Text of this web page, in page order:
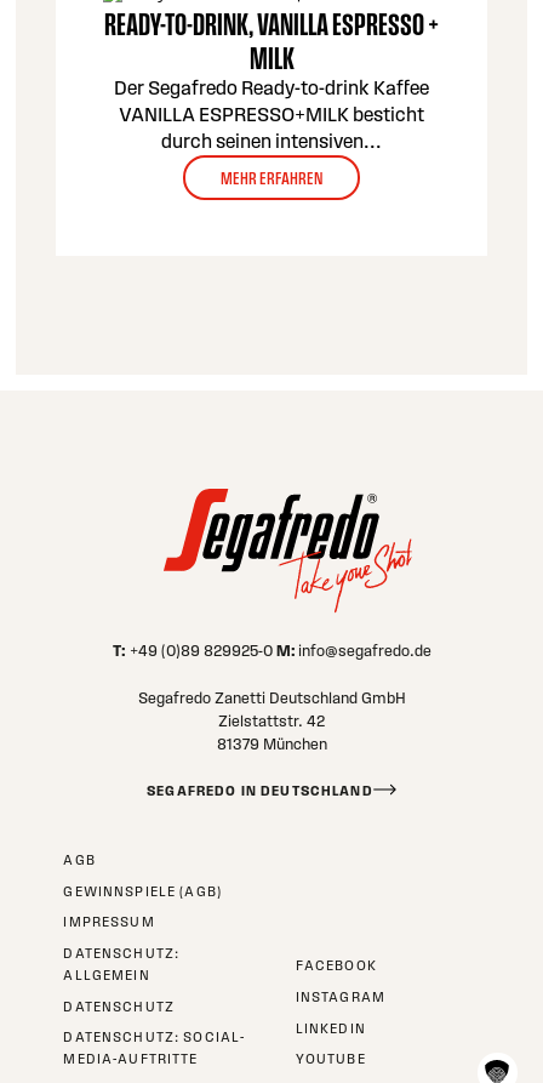
READY-TO-DRINK, VANILLA ESPRESSO +
MILK
Der Segafredo Ready-to-drink Kaffee
VANILLA ESPRESSO+MILK besticht
durch seinen intensiven...
MEHR ERFAHREN
T: +49 (0)89 829925-0 M: info@segafredo.de
Segafredo Zanetti Deutschland GmbH
Zielstattstr. 42
81379 München
SEGAFREDO IN DEUTSCHLAND
AGB
GEWINNSPIELE (AGB)
IMPRESSUM
DATENSCHUTZ:
ALLGEMEIN
DATENSCHUTZ
DATENSCHUTZ: SOCIAL-
MEDIA-AUFTRITTE
FACEBOOK
INSTAGRAM
LINKEDIN
YOUTUBE